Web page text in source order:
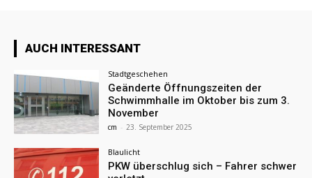
AUCH INTERESSANT
Stadtgeschehen
Geänderte Öffnungszeiten der
Schwimmhalle im Oktober bis zum 3.
November
cm - 23. September 2025
Blaulicht
PKW überschlug sich – Fahrer schwer